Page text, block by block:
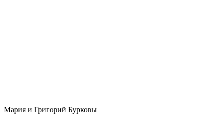
Мария и Григорий Бурковы